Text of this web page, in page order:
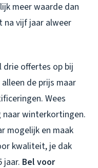
meer waarde dan
vijf jaar alweer
drie offertes op bij
de prijs maar
Wees
naar winterkortingen.
mogelijk en maak
kwaliteit, je dak
jaar. Bel voor